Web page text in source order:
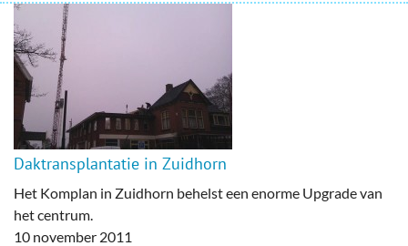
Daktransplantatie in Zuidhorn
Het Komplan in Zuidhorn behelst een enorme Upgrade van
het centrum.
10 november 2011